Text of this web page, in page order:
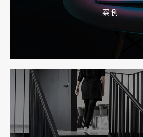
宁波企业官网改版怎么做？先排老站URL
2026-08-10 16:43:21
宁波网站建设公司怎么选？先看合同、
案 例